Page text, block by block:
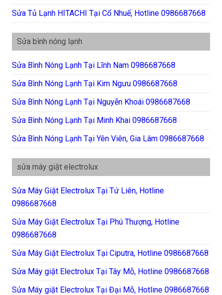
Sửa Tủ Lạnh HITACHI Tại Cổ Nhuế, Hotline 0986687668
Sửa bình nóng lạnh
Sửa Bình Nóng Lạnh Tại Lĩnh Nam 0986687668
Sửa Bình Nóng Lạnh Tại Kim Ngưu 0986687668
Sửa Bình Nóng Lạnh Tại Nguyễn Khoái 0986687668
Sửa Bình Nóng Lạnh Tại Minh Khai 0986687668
Sửa Bình Nóng Lạnh Tại Yên Viên, Gia Lâm 0986687668
sửa máy giặt electrolux
Sửa Máy Giặt Electrolux Tại Tứ Liên, Hotline
0986687668
Sửa Máy Giặt Electrolux Tại Phú Thượng, Hotline
0986687668
Sửa Máy Giặt Electrolux Tại Ciputra, Hotline 0986687668
Sửa Máy giặt Electrolux Tại Tây Mỗ, Hotline 0986687668
Sửa Máy giặt Electrolux Tại Đại Mỗ, Hotline 0986687668